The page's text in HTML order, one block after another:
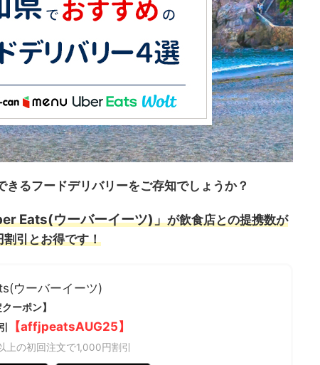
きるフードデリバリーをご存知でしょうか？
Eats(ウーバーイーツ)」が飲食店との提携数が
引とお得です！
ウーバーイーツ)
ーポン】
【affjpeatsAUG25】
上の初回注文で1,000円割引